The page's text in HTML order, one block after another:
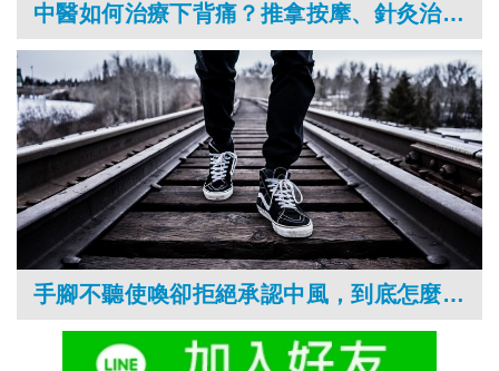
中醫如何治療下背痛？推拿按摩、針灸治療又該注意什麼？
手腳不聽使喚卻拒絕承認中風，到底怎麼一回事？